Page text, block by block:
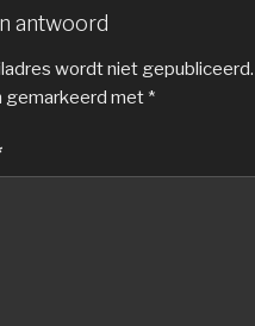
antwoord
wordt niet gepubliceerd.
gemarkeerd met *